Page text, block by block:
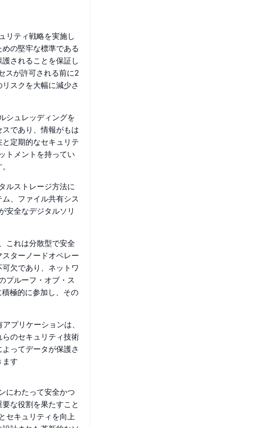
リティ戦略を実施し
の堅牢な標準である
されることを保証し
スが許可される前に2
スクを大幅に減少さ
シュレッディングを
であり、情報がもは
定期的なセキュリテ
トメントを持ってい
ルストレージ方法に
、ファイル共有シス
安全なデジタルソリ
これは分散型で安全
ターノードオペレー
欠であり、ネットワ
プルーフ・オブ・ス
極的に参加し、その
プリケーションは、
のセキュリティ技術
ってデータが保護さ
ます
にわたって安全かつ
な役割を果たすこと
セキュリティを向上